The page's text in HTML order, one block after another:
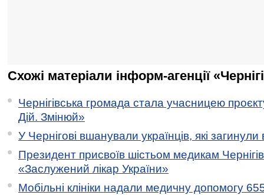
Схожі матеріали інформ-агенції
Чернігівська громада стала учасницею
Дій. Змінюй»
У Чернігові вшанували українців, які загинули
Президент присвоїв шістьом медикам
«Заслужений лікар України»
Мобільні клініки надали медичну допомогу